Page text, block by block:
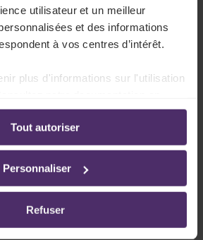
utilisateur et un meilleur
et des informations
à vos centres d’intérêt.
plus d'informations sur l'utilisation
-Politique en matière
Tout autoriser
Personnaliser
Refuser
à Lex4You
?
auxmontants actuelsdes
aucunenouvelle CCTde votre
lesanalyses et résumés
secteurs Securex